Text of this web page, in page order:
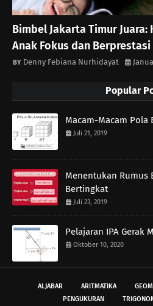
Bimbel Jakarta Timur Juara:
Anak Fokus dan Berprestasi
Denny Febiana Nurhidayat
Popular
Macam-Macam Pola
Juli 21, 2019
Menentukan Rumus
Bertingkat
Juli 23, 2019
Pelajaran IPA Gerak
Oktober 10, 2020
ALJABAR ARITMATIKA
PENGUKURAN